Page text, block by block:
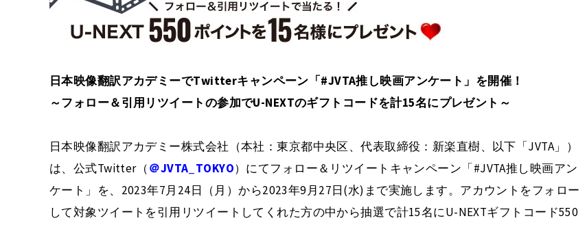
日本映像翻訳アカデミーでTwitterキャンペーン「#JVTA推し映画アンケート」を開催！
～フォロー＆引用リツイートの参加でU-NEXTのギフトコードを計15名にプレゼント～
日本映像翻訳アカデミー株式会社（本社：東京都中央区、代表取締役：新楽直樹、以下「JVTA」）
は、公式Twitter（＠JVTA_TOKYO）にてフォロー＆リツイートキャンペーン「#JVTA推し映画アン
ケート」を、2023年7月24日（月）から2023年9月27日(水)まで実施します。アカウントをフォロー
して対象ツイートを引用リツイートしてくれた方の中から抽選で計15名にU-NEXTギフトコード550